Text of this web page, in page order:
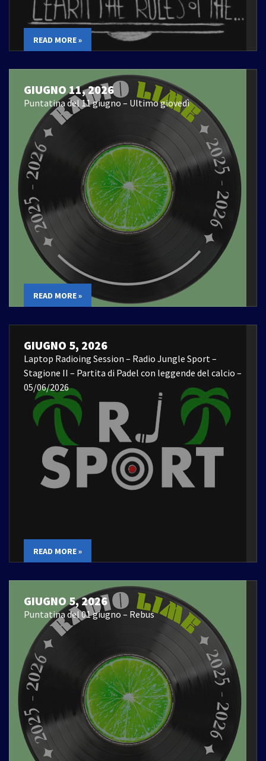
READ MORE »
GIUGNO 11, 2026
Puntatina del 11 giugno – Ultimo giovedì
READ MORE »
GIUGNO 5, 2026
Laptop Radioing Session – Radio Jungle Sport –
Stagione II – Partita di Padel con leggende del calcio –
05/06/2026
READ MORE »
GIUGNO 5, 2026
Puntatina del 01 giugno – Rebus